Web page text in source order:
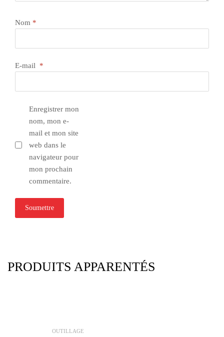
Nom *
E-mail *
Enregistrer mon
nom, mon e-
mail et mon site
web dans le
navigateur pour
mon prochain
commentaire.
PRODUITS APPARENTÉS
OUTILLAGE